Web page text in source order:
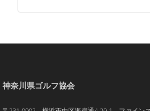
神奈川県ゴルフ協会